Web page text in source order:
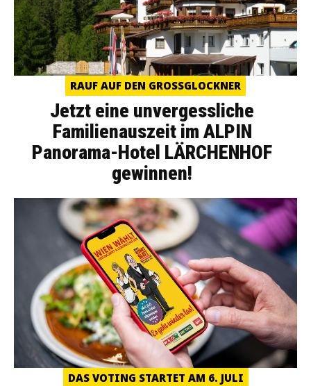
RAUF AUF DEN GROSSGLOCKNER
Jetzt eine unvergessliche
Familienauszeit im ALPIN
Panorama-Hotel LÄRCHENHOF
gewinnen!
DAS VOTING STARTET AM 6. JULI